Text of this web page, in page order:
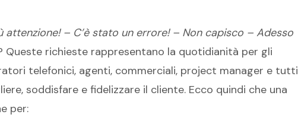
– C’è stato un errore! – Non capisco – Adesso
Queste richieste rappresentano la quotidianità per gli
telefonici, agenti, commerciali, project manager e tutti
soddisfare e fidelizzare il cliente. Ecco quindi che una
per: